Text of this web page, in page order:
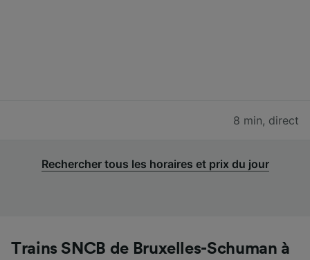
8 min, direct
Rechercher tous les horaires et prix du jour
Trains SNCB de Bruxelles-Schuman à